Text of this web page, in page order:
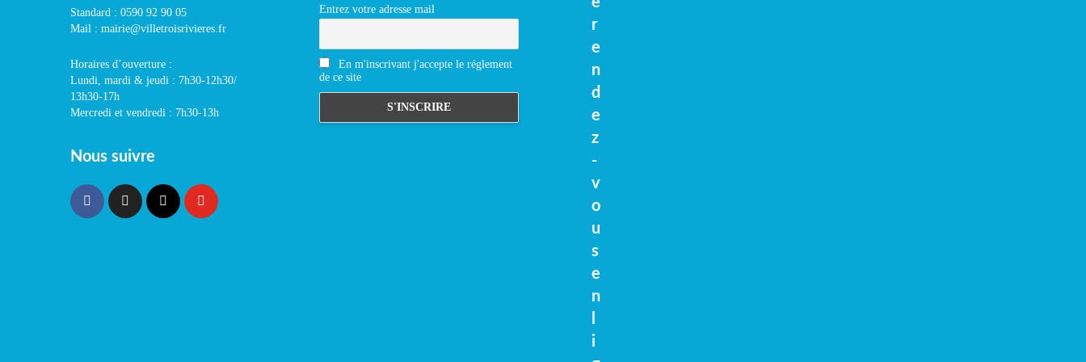
Standard : 0590 92 90 05
Mail : mairie@villetroisrivieres.fr
Horaires d’ouverture :
Lundi, mardi & jeudi : 7h30-12h30/
13h30-17h
Mercredi et vendredi : 7h30-13h
Nous suivre
Entrez votre adresse mail
En m'inscrivant j'accepte le réglement
de ce site
r
e
n
d
e
z
-
v
o
u
s
e
n
i